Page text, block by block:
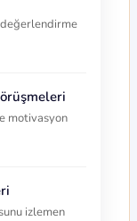
motivasyon
izlemen